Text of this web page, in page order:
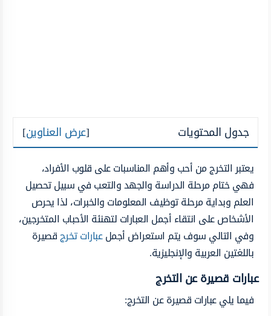
جدول المحتويات [عرض العناوين]
يعتبر التخرج من أحب وأهم المناسبات على قلوب الأفراد،
فهي ختام مرحلة الدراسة والجهد والتعب في سبيل تحصيل
العلم وبداية مرحلة توظيف المعلومات والخبرات، لذا يحرص
الأشخاص على انتقاء أجمل العبارات لتهنئة الأحباب المتخرجين،
وفي التالي سوف يتم استعراض أجملعبارات تخرجقصيرة
باللغتين العربية والإنجليزية.
عبارات قصيرة عن التخرج
فيما يلي عبارات قصيرة عن التخرج: